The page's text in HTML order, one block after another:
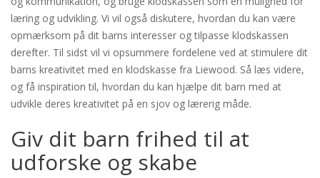
læring og udvikling. Vi vil også diskutere, hvordan du kan være
opmærksom på dit barns interesser og tilpasse klodskassen
derefter. Til sidst vil vi opsummere fordelene ved at stimulere dit
barns kreativitet med en klodskasse fra Liewood. Så læs videre,
og få inspiration til, hvordan du kan hjælpe dit barn med at
udvikle deres kreativitet på en sjov og lærerig måde.
Giv dit barn frihed til at
udforske og skabe